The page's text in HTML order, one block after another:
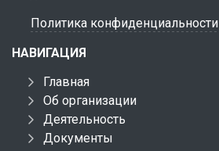
Политика конфиденциальности
НАВИГАЦИЯ
Главная
Об организации
Деятельность
Документы